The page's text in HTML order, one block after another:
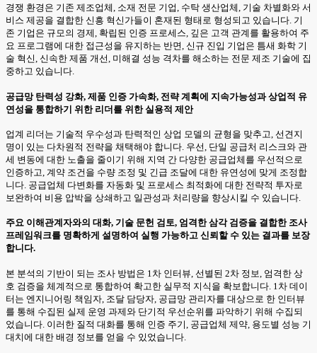
경쟁 환경은 기존 제조업체, 소재 전문 기업, 수탁 생산업체, 기술 차별화와 서
비스 제공을 결합한 신흥 혁신가들이 혼재된 형태로 형성되고 있습니다. 기
존 기업은 규모의 경제, 확립된 인증 프로세스, 깊은 고객 관계를 활용하여 주
요 프로그램에 대한 접근성을 유지하는 반면, 신규 진입 기업은 틈새 화학 기
술 혁신, 신속한 제품 개선, 미해결 성능 격차를 해소하는 전문 제조 기술에 집
중하고 있습니다.
공급망 탄력성 강화, 제품 인증 가속화, 전략 계획에 지속가능성과 상업적 유
연성을 통합하기 위한 리더를 위한 실용적 제안
업계 리더는 기술적 우수성과 탄력적인 상업 모델의 균형을 맞추고, 선견지
명이 있는 다차원적 전략을 채택해야 합니다. 우선, 단일 공급처 리스크와 관
세 변동에 대한 노출을 줄이기 위해 지역 간 다양한 공급업체를 우선적으로
인증하고, 계약 조건을 수량 조정 및 긴급 조달에 대한 유연성에 맞게 조정합
니다. 공급업체 다변화를 자동화 및 프로세스 최적화에 대한 전략적 투자로
보완하여 비용 압박을 상쇄하고 일관성과 처리량을 향상시킬 수 있습니다.
주요 이해관계자와의 대화, 기술 문헌 검토, 엄격한 삼각 검증을 결합한 조사
프레임워크를 명확하게 설명하여 실행 가능하고 신뢰할 수 있는 결과를 보장
합니다.
본 분석의 기반이 되는 조사 방법은 1차 인터뷰, 선별된 2차 정보, 엄격한 상
호 검증을 체계적으로 통합하여 확고한 실무적 지식을 확보합니다. 1차 데이
터는 엔지니어링 책임자, 조달 담당자, 공급망 관리자를 대상으로 한 인터뷰
를 통해 수집된 실제 운영 과제와 단기적 우선순위를 파악하기 위해 수집되
었습니다. 이러한 질적 대화를 통해 인증 주기, 공급업체 제약, 용도별 성능 기
대치에 대한 배경 정보를 얻을 수 있었습니다.